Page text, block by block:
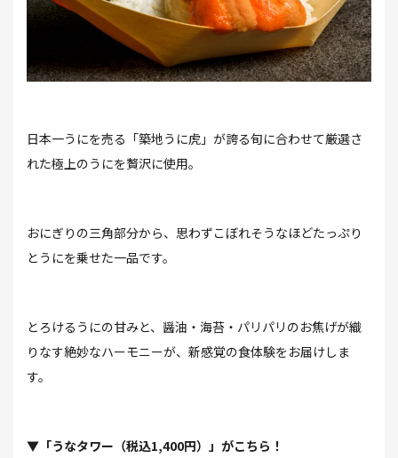
⽇本⼀うにを売る「築地うに⻁」が誇る旬に合わせて厳選さ
れた極上のうにを贅沢に使⽤。
おにぎりの三⾓部分から、思わずこぼれそうなほどたっぷり
とうにを乗せた⼀品です。
とろけるうにの⽢みと、醤油・海苔・パリパリのお焦げが織
りなす絶妙なハーモニーが、新感覚の⾷体験をお届けしま
す。
▼「うなタワー（税込1,400円）」がこちら！